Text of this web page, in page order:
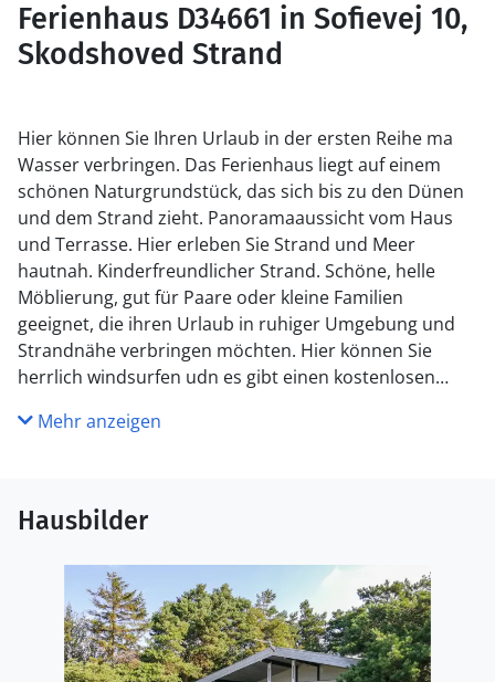
Ferienhaus D34661 in Sofievej 10,
Skodshoved Strand
Hier können Sie Ihren Urlaub in der ersten Reihe ma
Wasser verbringen. Das Ferienhaus liegt auf einem
schönen Naturgrundstück, das sich bis zu den Dünen
und dem Strand zieht. Panoramaaussicht vom Haus
und Terrasse. Hier erleben Sie Strand und Meer
hautnah. Kinderfreundlicher Strand. Schöne, helle
Möblierung, gut für Paare oder kleine Familien
geeignet, die ihren Urlaub in ruhiger Umgebung und
Strandnähe verbringen möchten. Hier können Sie
herrlich windsurfen udn es gibt einen kostenlosen
schnelle Glasfaserverbindung (50/50MBit).
Mehr anzeigen
Hausbilder